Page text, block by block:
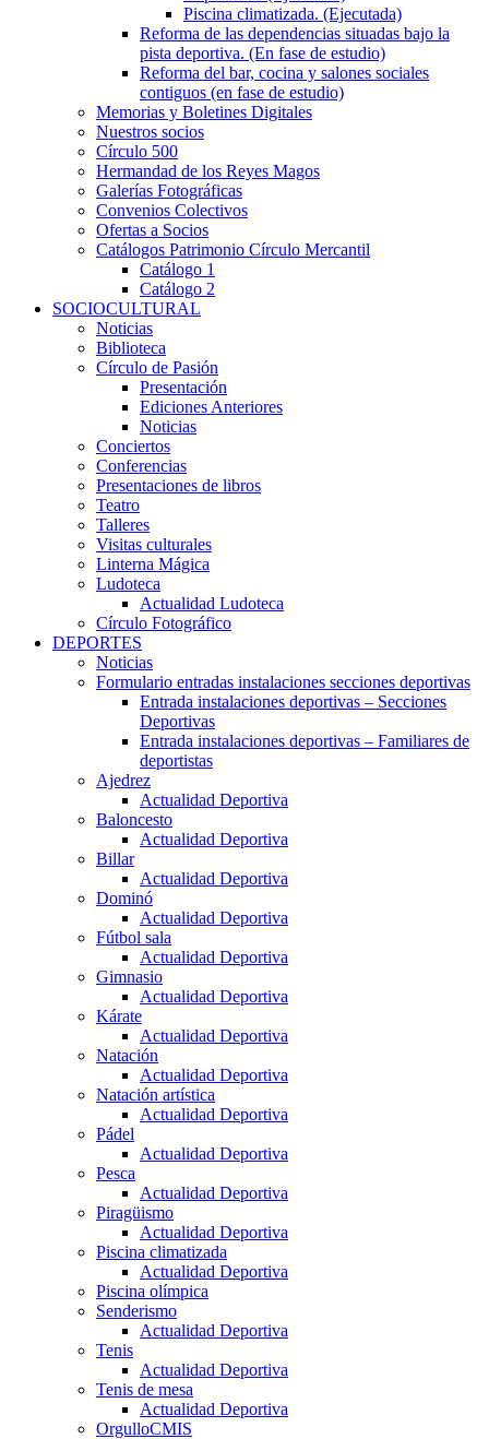
Piscina climatizada. (Ejecutada)
Reforma de las dependencias situadas bajo la
pista deportiva. (En fase de estudio)
Reforma del bar, cocina y salones sociales
contiguos (en fase de estudio)
Memorias y Boletines Digitales
Nuestros socios
Círculo 500
Hermandad de los Reyes Magos
Galerías Fotográficas
Convenios Colectivos
Ofertas a Socios
Catálogos Patrimonio Círculo Mercantil
Catálogo 1
Catálogo 2
SOCIOCULTURAL
Noticias
Biblioteca
Círculo de Pasión
Presentación
Ediciones Anteriores
Noticias
Conciertos
Conferencias
Presentaciones de libros
Teatro
Talleres
Visitas culturales
Linterna Mágica
Ludoteca
Actualidad Ludoteca
Círculo Fotográfico
DEPORTES
Noticias
Formulario entradas instalaciones secciones deportivas
Entrada instalaciones deportivas – Secciones
Deportivas
Entrada instalaciones deportivas – Familiares de
deportistas
Ajedrez
Actualidad Deportiva
Baloncesto
Actualidad Deportiva
Billar
Actualidad Deportiva
Dominó
Actualidad Deportiva
Fútbol sala
Actualidad Deportiva
Gimnasio
Actualidad Deportiva
Kárate
Actualidad Deportiva
Natación
Actualidad Deportiva
Natación artística
Actualidad Deportiva
Pádel
Actualidad Deportiva
Pesca
Actualidad Deportiva
Piragüismo
Actualidad Deportiva
Piscina climatizada
Actualidad Deportiva
Piscina olímpica
Senderismo
Actualidad Deportiva
Tenis
Actualidad Deportiva
Tenis de mesa
Actualidad Deportiva
OrgulloCMIS